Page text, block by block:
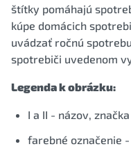
štítky pomáhajú
kúpe domácich
uvádzať ročnú
spotrebiči uvedenom
Legenda k obrázku:
I a II - názov,
farebné označenie